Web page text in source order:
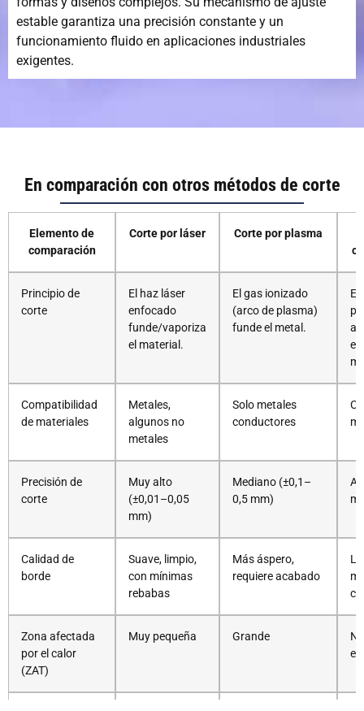
estable garantiza una precisión constante y un
funcionamiento fluido en aplicaciones industriales
exigentes.
En comparación con otros métodos de corte
Elemento de
comparación
Corte por láser
Corte por plasma
Principio de
corte
El haz láser
enfocado
funde/vaporiza
el material.
El gas ionizado
(arco de plasma)
funde el metal.
El
Compatibilidad
de materiales
Metales,
algunos no
metales
Solo metales
conductores
Precisión de
corte
Muy alto
(±0,01–0,05
mm)
Mediano (±0,1–
0,5 mm)
Calidad de
borde
Suave, limpio,
con mínimas
rebabas
Más áspero,
requiere acabado
Zona afectada
por el calor
(ZAT)
Muy pequeña Grande